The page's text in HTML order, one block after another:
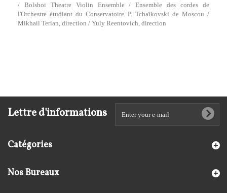
/ Bolshoi Theatre Violin Ensemble / Ensemble des cordes de
l'Orchestre étudiant du Conservatoire P. Tchaïkovski de Moscou /
Mikhail Terian, direction / Yuly Reentovich, direction
Lettre d'informations
Catégories
Nos Bureaux